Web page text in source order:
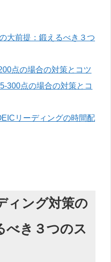
大前提：鍛えるべき３つ
点の場合の対策とコツ
300点の場合の対策とコ
リーディングの時間配
ィング対策の
べき３つのス